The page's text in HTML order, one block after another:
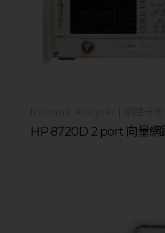
HP 8720D 2 port 向量網